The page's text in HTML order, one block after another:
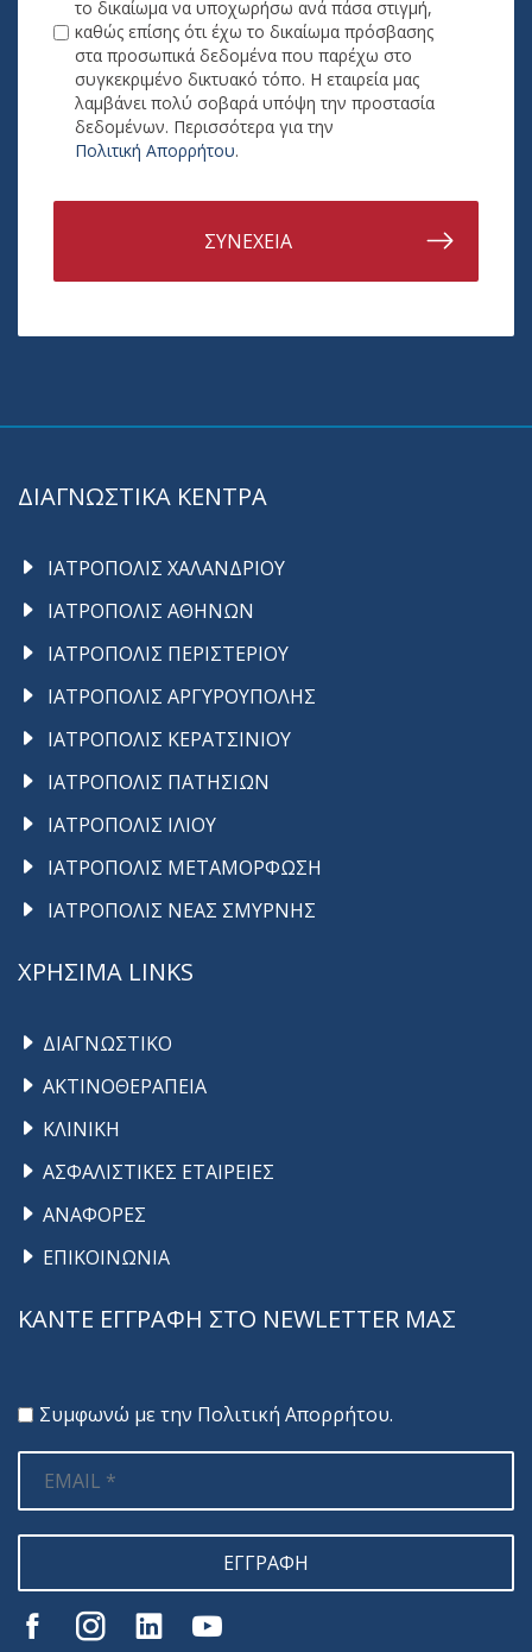
το δικαίωμα να υποχωρήσω ανά πάσα στιγμή,
καθώς επίσης ότι έχω το δικαίωμα πρόσβασης
στα προσωπικά δεδομένα που παρέχω στο
συγκεκριμένο δικτυακό τόπο. Η εταιρεία μας
λαμβάνει πολύ σοβαρά υπόψη την προστασία
δεδομένων. Περισσότερα για την
Πολιτική Απορρήτου.
ΣΥΝΕΧΕΙΑ
ΔΙΑΓΝΩΣΤΙΚΑ ΚΕΝΤΡΑ
ΙΑΤΡΟΠΟΛΙΣ ΧΑΛΑΝΔΡΙΟΥ
ΙΑΤΡΟΠΟΛΙΣ ΑΘΗΝΩΝ
ΙΑΤΡΟΠΟΛΙΣ ΠΕΡΙΣΤΕΡΙΟΥ
ΙΑΤΡΟΠΟΛΙΣ ΑΡΓΥΡΟΥΠΟΛΗΣ
ΙΑΤΡΟΠΟΛΙΣ ΚΕΡΑΤΣΙΝΙΟΥ
ΙΑΤΡΟΠΟΛΙΣ ΠΑΤΗΣΙΩΝ
ΙΑΤΡΟΠΟΛΙΣ ΙΛΙΟΥ
ΙΑΤΡΟΠΟΛΙΣ ΜΕΤΑΜΟΡΦΩΣΗ
ΙΑΤΡΟΠΟΛΙΣ ΝΕΑΣ ΣΜΥΡΝΗΣ
ΧΡΗΣΙΜΑ LINKS
ΔΙΑΓΝΩΣΤΙΚΟ
ΑΚΤΙΝΟΘΕΡΑΠΕΙΑ
ΚΛΙΝΙΚΗ
ΑΣΦΑΛΙΣΤΙΚΕΣ ΕΤΑΙΡΕΙΕΣ
ΑΝΑΦΟΡΕΣ
ΕΠΙΚΟΙΝΩΝΙΑ
ΚΑΝΤΕ ΕΓΓΡΑΦΗ ΣΤΟ NEWLETTER ΜΑΣ
Συμφωνώ με την Πολιτική Απορρήτου.
ΕΓΓΡΑΦΗ